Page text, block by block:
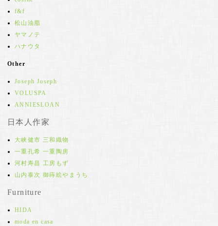
f&f
松山油脂
ヤマノテ
ハナウタ
Other
Joseph Joseph
VOLUSPA
ANNIESLOAN
日本人作家
大峡健市 三和織物
一重孔希 一重陶房
河村寿昌 工房もず
山内泰次 御蒔絵やまうち
Furniture
HIDA
moda en casa